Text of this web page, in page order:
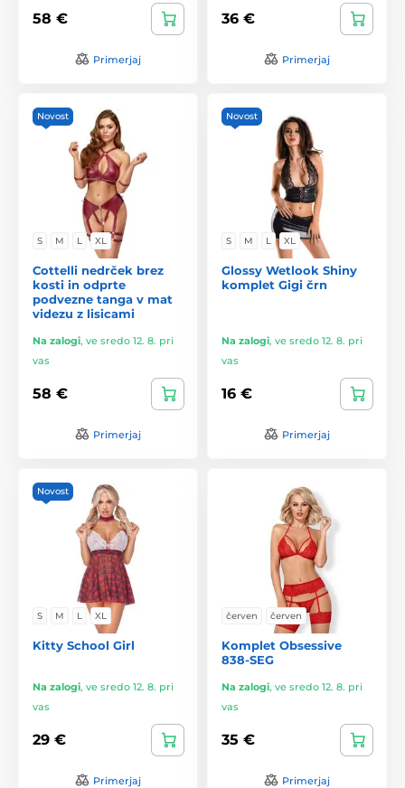
58 €
Primerjaj
36 €
Primerjaj
Novost
S M L XL
Cottelli nedrček brez
kosti in odprte
podvezne tanga v mat
videzu z lisicami
Na zalogi, ve sredo 12. 8. pri
vas
58 €
Primerjaj
Novost
S M L XL
Glossy Wetlook Shiny
komplet Gigi črn
Na zalogi, ve sredo 12. 8. pri
vas
16 €
Primerjaj
Novost
S M L XL
Kitty School Girl
Na zalogi, ve sredo 12. 8. pri
vas
29 €
Primerjaj
červen červen
Komplet Obsessive
838-SEG
Na zalogi, ve sredo 12. 8. pri
vas
35 €
Primerjaj